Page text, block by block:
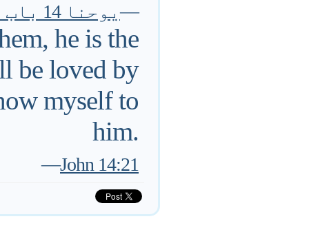
—یوحنا 14 باب ۲۱ آیت
he is the
be loved by
myself to
him.
—John 14:21